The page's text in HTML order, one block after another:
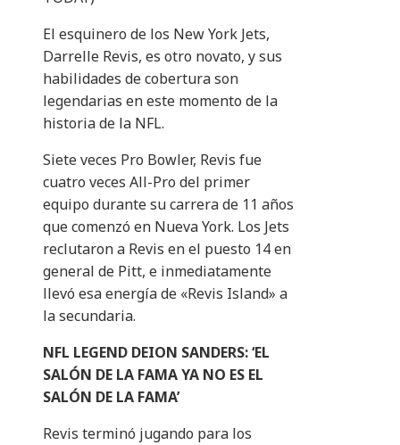
El esquinero de los New York Jets,
Darrelle Revis, es otro novato, y sus
habilidades de cobertura son
legendarias en este momento de la
historia de la NFL.
Siete veces Pro Bowler, Revis fue
cuatro veces All-Pro del primer
equipo durante su carrera de 11 años
que comenzó en Nueva York. Los Jets
reclutaron a Revis en el puesto 14 en
general de Pitt, e inmediatamente
llevó esa energía de «Revis Island» a
la secundaria.
NFL LEGEND DEION SANDERS: ‘EL
SALÓN DE LA FAMA YA NO ES EL
SALÓN DE LA FAMA’
Revis terminó jugando para los